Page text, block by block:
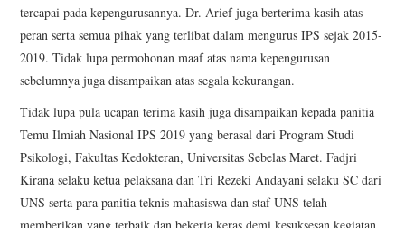
tercapai pada kepengurusannya. Dr. Arief juga berterima kasih atas
peran serta semua pihak yang terlibat dalam mengurus IPS sejak 2015-
2019. Tidak lupa permohonan maaf atas nama kepengurusan
sebelumnya juga disampaikan atas segala kekurangan.
Tidak lupa pula ucapan terima kasih juga disampaikan kepada panitia
Temu Ilmiah Nasional IPS 2019 yang berasal dari Program Studi
Psikologi, Fakultas Kedokteran, Universitas Sebelas Maret. Fadjri
Kirana selaku ketua pelaksana dan Tri Rezeki Andayani selaku SC dari
UNS serta para panitia teknis mahasiswa dan staf UNS telah